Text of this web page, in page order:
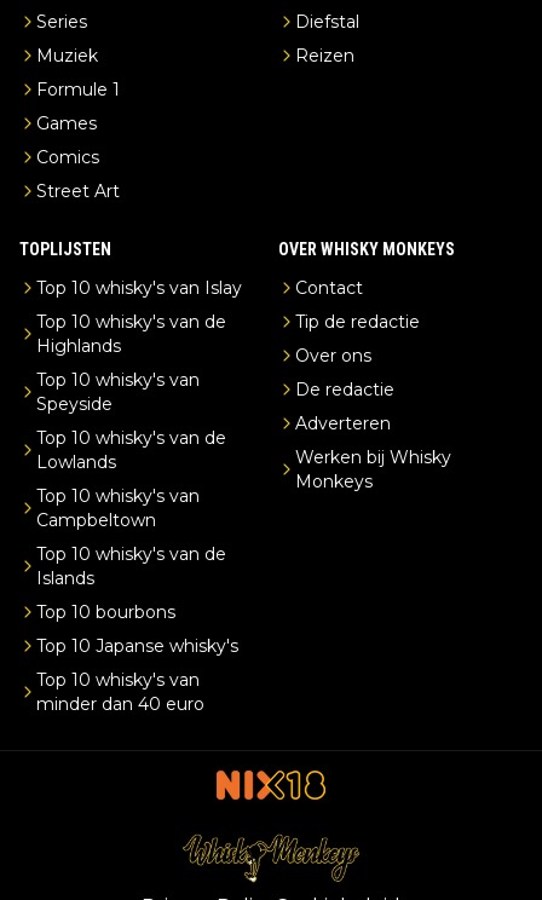
Series
Muziek
Formule 1
Games
Comics
Street Art
Diefstal
Reizen
TOPLIJSTEN
Top 10 whisky's van Islay
Top 10 whisky's van de
Highlands
Top 10 whisky's van
Speyside
Top 10 whisky's van de
Lowlands
Top 10 whisky's van
Campbeltown
Top 10 whisky's van de
Islands
Top 10 bourbons
Top 10 Japanse whisky's
Top 10 whisky's van
minder dan 40 euro
OVER WHISKY MONKEYS
Contact
Tip de redactie
Over ons
De redactie
Adverteren
Werken bij Whisky
Monkeys